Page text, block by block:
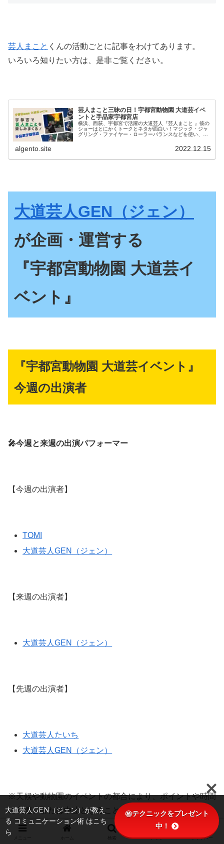
芸人まこと くんの活動ごとに記事をわけてあります。
いろいろ知りたい方は、是非ご覧ください。
芸人まこと三昧の日！宇都宮動物園 大道芸イベ
ントと手品家宇都宮店
横浜、西荻、宇都宮で活躍の大道芸人『芸人まこと 』彼の
ショーはとにかくトークとネタが面白い！マジック・ジャ
グリング・ファイヤー・ローラーバランスなどを使い、笑
algento.site 2022.12.15
大道芸人GEN（ジェン）
が企画・運営する
『宇都宮動物園 大道芸イ
ベント』
『宇都宮動物園 大道芸イベント』
今週の出演者
🎤今週と来週の出演パフォーマー
【今週の出演者】
TOMI
大道芸人GEN（ジェン）
【来週の出演者】
大道芸人GEN（ジェン）
【先週の出演者】
大道芸人たいち
大道芸人GEN（ジェン）
※天候や動物園のイベントの都合により、ポイントや時間
の変更、または中止となることもあります。
※名前をクリックするとパフォーマーのページに飛びま
トップ サイドバー
大道芸人GEN（ジェン）が教え
る コミュニケーション術 はこち
ら
㊙テクニックをプレゼント
中！